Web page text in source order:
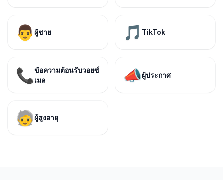
👨 ผู้ชาย 🎵 TikTok
📞ข้อความต้อนรับวอยซ์
เมล
📣ผู้ประกาศ
🧓ผู้สูงอายุ